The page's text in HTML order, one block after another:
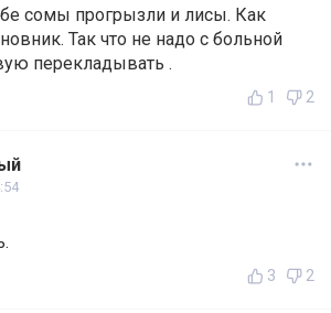
сомы прогрызли и лисы. Как
Так что не надо с больной
перекладывать .
1 2
3 2